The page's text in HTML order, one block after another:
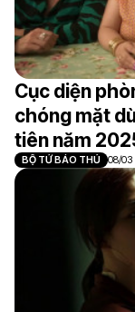
Cục diện
chóng mặt
tiên năm
BỘ TỨ BÁO THỦ 08/03